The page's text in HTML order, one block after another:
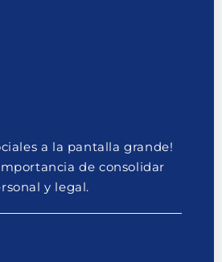
a la pantalla grande!
de consolidar
y legal.